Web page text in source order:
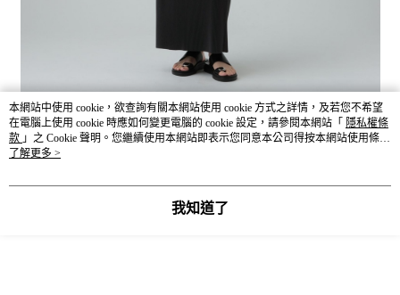
本網站中使用 cookie，欲查詢有關本網站使用 cookie 方式之詳情，及若您不希望
在電腦上使用 cookie 時應如何變更電腦的 cookie 設定，請參閱本網站「 隱私權條
款 」之 Cookie 聲明。您繼續使用本網站即表示您同意本公司得按本網站使用條款
之 Cookie 聲明使用 cookie。
了解更多 >
我知道了